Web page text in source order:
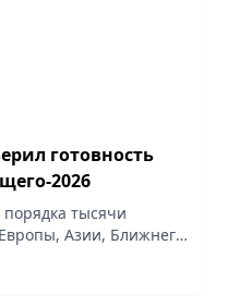
готовность
2026
тысячи
Азии, Ближнего
сообщает